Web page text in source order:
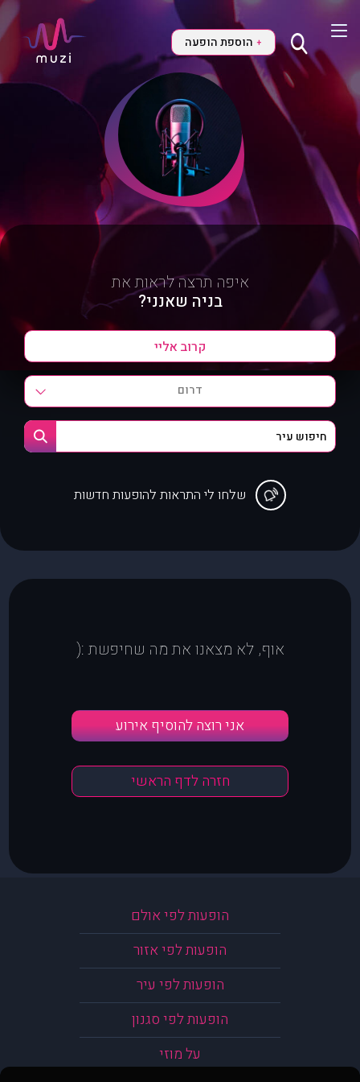
+ הוספת הופעה
איפה תרצה לראות את
בניה שאנני?
דרום
שלחו לי התראות להופעות חדשות
אוף, לא מצאנו את מה שחיפשת :(
אני רוצה להוסיף אירוע
חזרה לדף הראשי
הופעות לפי אולם
הופעות לפי אזור
הופעות לפי עיר
הופעות לפי סגנון
על מוזי